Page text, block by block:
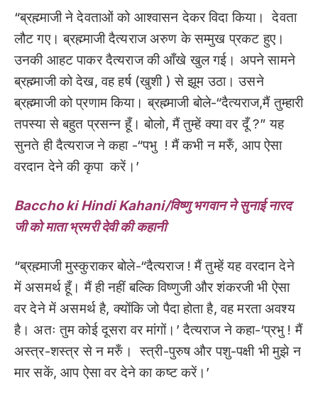
“ब्रह्म्माजी ने देवताओं को आश्वासन देकर विदा किया। देवता
लौट गए। ब्रह्म्माजी दैत्यराज अरुण के सम्मुख प्रकट हुए।
उनकी आहट पाकर दैत्यराज की आँखे खुल गई। अपने सामने
ब्रह्म्माजी को देख, वह हर्ष (खुशी ) से झूम उठा। उसने
ब्रह्म्माजी को प्रणाम किया। ब्रह्म्माजी बोले-“दैत्यराज,मैं तुम्हारी
तपस्या से बहुत प्रसन्न हूँ। बोलो, मैं तुम्हें क्या वर दूँ ?” यह
सुनते ही दैत्यराज ने कहा -“पभु ! मैं कभी न मरुँ, आप ऐसा
वरदान देने की कृपा करें।’
Baccho ki Hindi Kahani/विष्णु भगवान ने सुनाई नारद
जी को माता भ्रमरी देवी की कहानी
“ब्रह्म्माजी मुस्कुराकर बोले-“दैत्यराज ! मैं तुम्हें यह वरदान देने
में असमर्थ हूँ। मैं ही नहीं बल्कि विष्णुजी और शंकरजी भी ऐसा
वर देने में असमर्थ है, क्योंकि जो पैदा होता है, वह मरता अवश्य
है। अतः तुम कोई दूसरा वर मांगों।’ दैत्यराज ने कहा-‘प्रभु ! मैं
अस्त्र-शस्त्र से न मरुँ। स्त्री-पुरुष और पशु-पक्षी भी मुझे न
मार सकें, आप ऐसा वर देने का कष्ट करें।’